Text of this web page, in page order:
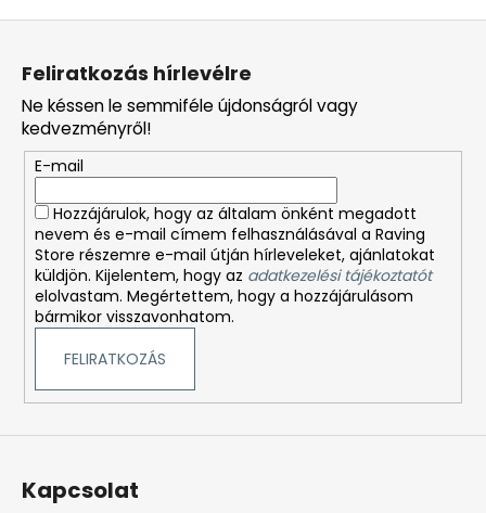
L
Feliratkozás hírlevélre
Ne késsen le semmiféle újdonságról vagy
kedvezményről!
E-mail
Hozzájárulok, hogy az általam önként megadott
nevem és e-mail címem felhasználásával a Raving
Store részemre e-mail útján hírleveleket, ajánlatokat
küldjön. Kijelentem, hogy az adatkezelési tájékoztatót
elolvastam. Megértettem, hogy a hozzájárulásom
bármikor visszavonhatom.
FELIRATKOZÁS
Kapcsolat